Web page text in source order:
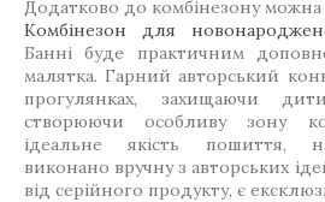
Додатково до комбінезону
Комбінезон для
Банні буде практичним
малятка. Гарний авторський
прогулянках, захищаючи
створюючи особливу зону
ідеальне якість пошиття,
виконано вручну з авторських
від серійного продукту, є